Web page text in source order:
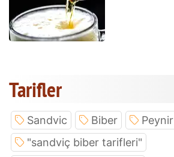
Tarifler
Sandvic Biber Peynir
"sandviç biber tarifleri"